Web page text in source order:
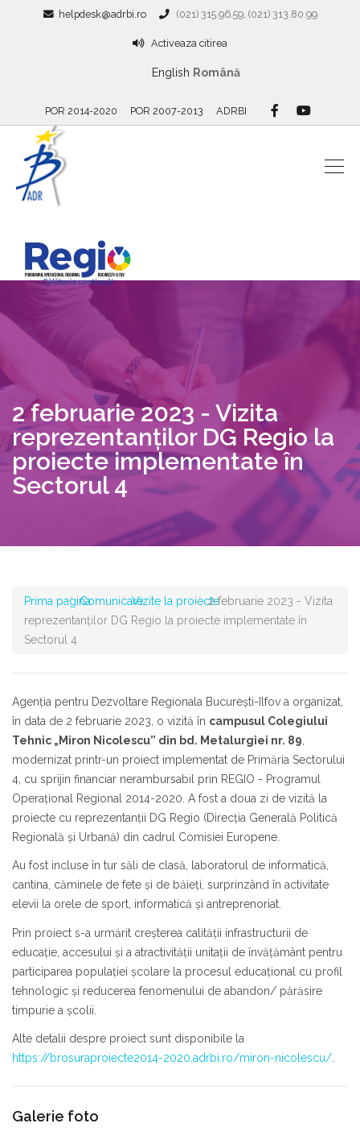
helpdesk@adrbi.ro (021) 315.96.59, (021) 313.80.99
Activeaza citirea
English Română
POR 2014-2020 POR 2007-2013 ADRBI
2 februarie 2023 - Vizita
reprezentanților DG Regio la
proiecte implementate în
Sectorul 4
Prima paginaComunicareVizite la proiecte2 februarie 2023 - Vizita
reprezentanților DG Regio la proiecte implementate în
Sectorul 4
Agenția pentru Dezvoltare Regionala București-Ilfov a organizat,
în data de 2 februarie 2023, o vizită în campusul Colegiului
Tehnic „Miron Nicolescu” din bd. Metalurgiei nr. 89
modernizat printr-un proiect implementat de Primăria Sectorului
4, cu sprijin financiar nerambursabil prin REGIO - Programul
Operațional Regional 2014-2020. A fost a doua zi de vizită la
proiecte cu reprezentanții DG Regio (Direcția Generală Politică
Regională și Urbană) din cadrul Comisiei Europene.
Au fost incluse în tur săli de clasă, laboratorul de informatică,
cantina, căminele de fete şi de băieţi, surprinzând în activitate
elevii la orele de sport, informatică şi antreprenoriat.
Prin proiect s-a urmărit creşterea calităţii infrastructurii de
educaţie, accesului şi a atractivităţii unitaţii de învăţământ pentru
participarea populaţiei şcolare la procesul educaţional cu profil
tehnologic şi reducerea fenomenului de abandon/ părăsire
timpurie a şcolii.
Alte detalii despre proiect sunt disponibile la
https://brosuraproiecte2014-2020.adrbi.ro/miron-nicolescu/
Galerie foto